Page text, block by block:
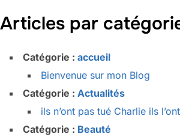
Articles par
Catégorie : accueil
Bienvenue sur mon Blog
Catégorie : Actualités
ils n’ont pas tué Charlie ils
Catégorie : Beauté